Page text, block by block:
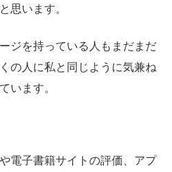
思います。
ジを持っている人もまだまだ
の人に私と同じように気兼ね
います。
電子書籍サイトの評価、アプ